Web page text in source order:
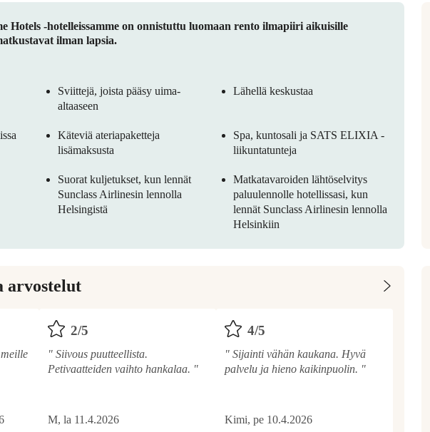
Hotels -hotelleissamme on onnistuttu luomaan rento ilmapiiri aikuisille
ilman lapsia.
Sviittejä, joista pääsy uima-
altaaseen
Lähellä keskustaa
Käteviä ateriapaketteja
lisämaksusta
Spa, kuntosali ja SATS ELIXIA -
liikuntatunteja
Suorat kuljetukset, kun lennät
Sunclass Airlinesin lennolla
Helsingistä
Matkatavaroiden lähtöselvitys
paluulennolle hotellissasi, kun
lennät Sunclass Airlinesin lennolla
Helsinkiin
arvostelut
2/5
" Siivous puutteellista.
Petivaatteiden vaihto hankalaa. "
M, la 11.4.2026
4/5
" Sijainti vähän kaukana. Hyvä
palvelu ja hieno kaikinpuolin. "
Kimi, pe 10.4.2026